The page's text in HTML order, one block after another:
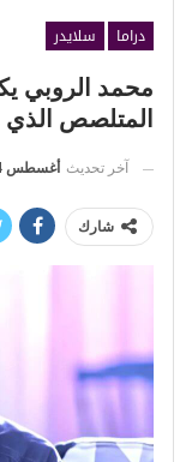
دراما
سلايدر
محمد الروبي
المتلصص
آخر تحديث أغسطس 14, 2025
شارك